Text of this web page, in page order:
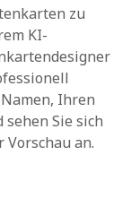
zu
KI-
Ihren
Sie sich
an.